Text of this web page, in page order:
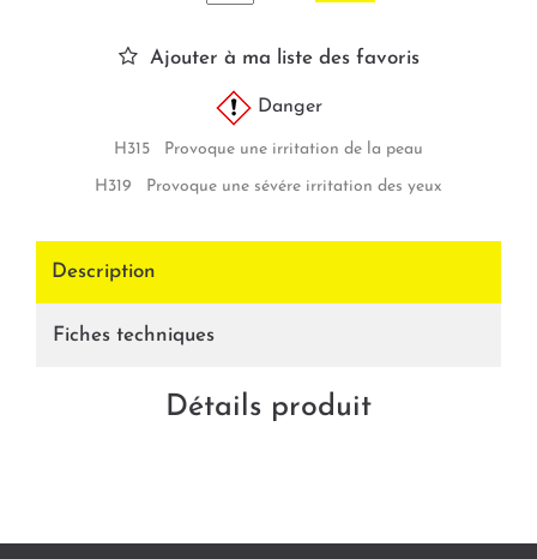
Ajouter à ma liste des favoris
Danger
H315 Provoque une irritation de la peau
H319 Provoque une sévére irritation des yeux
Description
Fiches techniques
Détails produit